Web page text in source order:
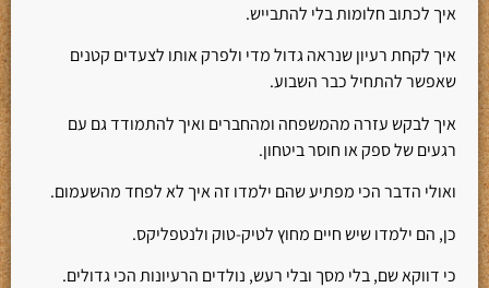
איך לכתוב חלומות בלי להתבייש.
איך לקחת רעיון שנראה גדול מדי ולפרק אותו לצעדים קטנים
שאפשר להתחיל כבר השבוע.
איך לבקש עזרה מהמשפחה ומהחברים ואיך להתמודד גם עם
רגעים של ספק או חוסר ביטחון.
ואולי הדבר הכי מפתיע שהם ילמדו זה איך לא לפחד מהשעמום.
כן, הם ילמדו שיש חיים מחוץ לטיק-טוק ולנטפליקס.
כי דווקא שם, בלי מסך ובלי רעש, נולדים הרעיונות הכי גדולים.